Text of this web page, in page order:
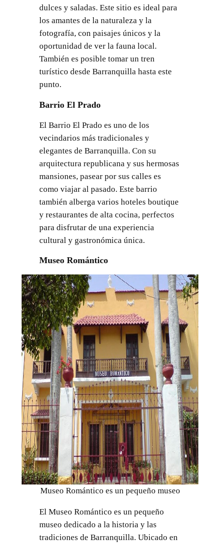
dulces y saladas. Este sitio es ideal para
los amantes de la naturaleza y la
fotografía, con paisajes únicos y la
oportunidad de ver la fauna local.
También es posible tomar un tren
turístico desde Barranquilla hasta este
punto.
Barrio El Prado
El Barrio El Prado es uno de los
vecindarios más tradicionales y
elegantes de Barranquilla. Con su
arquitectura republicana y sus hermosas
mansiones, pasear por sus calles es
como viajar al pasado. Este barrio
también alberga varios hoteles boutique
y restaurantes de alta cocina, perfectos
para disfrutar de una experiencia
cultural y gastronómica única.
Museo Romántico
Museo Romántico es un pequeño museo
El Museo Romántico es un pequeño
museo dedicado a la historia y las
tradiciones de Barranquilla. Ubicado en